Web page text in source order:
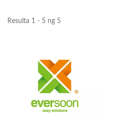
Resulta 1 - 5 ng 5